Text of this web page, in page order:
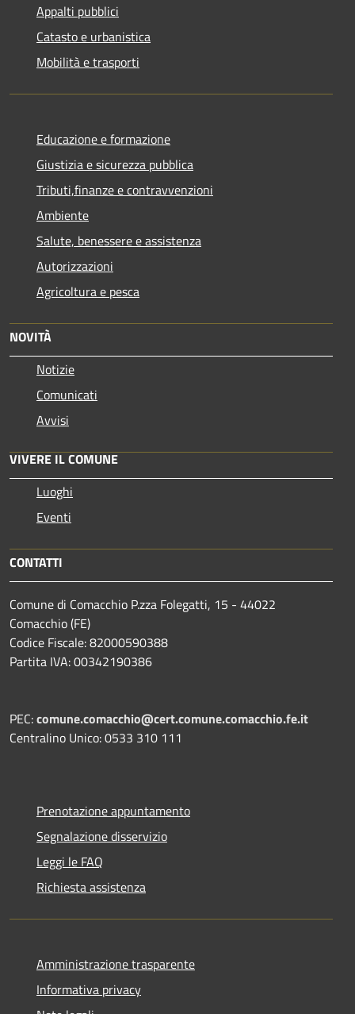
Appalti pubblici
Catasto e urbanistica
Mobilità e trasporti
Educazione e formazione
Giustizia e sicurezza pubblica
Tributi,finanze e contravvenzioni
Ambiente
Salute, benessere e assistenza
Autorizzazioni
Agricoltura e pesca
NOVITÀ
Notizie
Comunicati
Avvisi
VIVERE IL COMUNE
Luoghi
Eventi
CONTATTI
Comune di Comacchio P.zza Folegatti, 15 - 44022
Comacchio (FE)
Codice Fiscale: 82000590388
Partita IVA: 00342190386
PEC:comune.comacchio@cert.comune.comacchio.fe.it
Centralino Unico: 0533 310 111
Prenotazione appuntamento
Segnalazione disservizio
Leggi le FAQ
Richiesta assistenza
Amministrazione trasparente
Informativa privacy